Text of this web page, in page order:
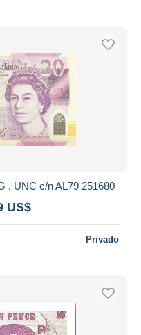
, UNC c/n AL79 251680
US$
Privado